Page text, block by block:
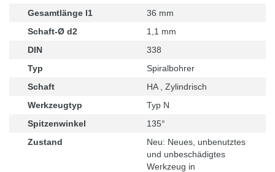
Gesamtlänge l1
36 mm
Schaft-Ø d2
1,1 mm
DIN
338
Typ
Spiralbohrer
Schaft
HA , Zylindrisch
Werkzeugtyp
Typ N
Spitzenwinkel
135°
Zustand
Neu: Neues, unbenutztes
und unbeschädigtes
Werkzeug in